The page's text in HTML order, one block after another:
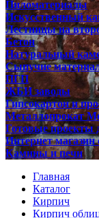
Пиломатериалы
Искусственный
Лестницы на
Бетон
Натуральный
Сыпучие
ПГП
ЖБИ заводы
Гипсокартон и
Металлопрокат
Готовые проекты
Интернет
Камины и печи
Главная
Каталог
Кирпич
Кирпич